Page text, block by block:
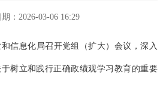
：2026-03-06 16:29
信息化局召开党组（扩大）会议，深入
树立和践行正确政绩观学习教育的重要